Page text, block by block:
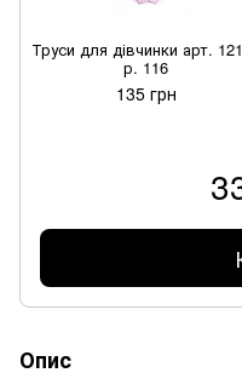
Труси для дівчинки арт.
р. 116
135 грн
Опис